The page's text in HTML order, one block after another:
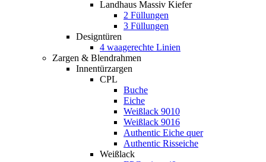
Landhaus Massiv Kiefer
2 Füllungen
3 Füllungen
Designtüren
4 waagerechte Linien
Zargen & Blendrahmen
Innentürzargen
CPL
Buche
Eiche
Weißlack 9010
Weißlack 9016
Authentic Eiche quer
Authentic Risseiche
Weißlack